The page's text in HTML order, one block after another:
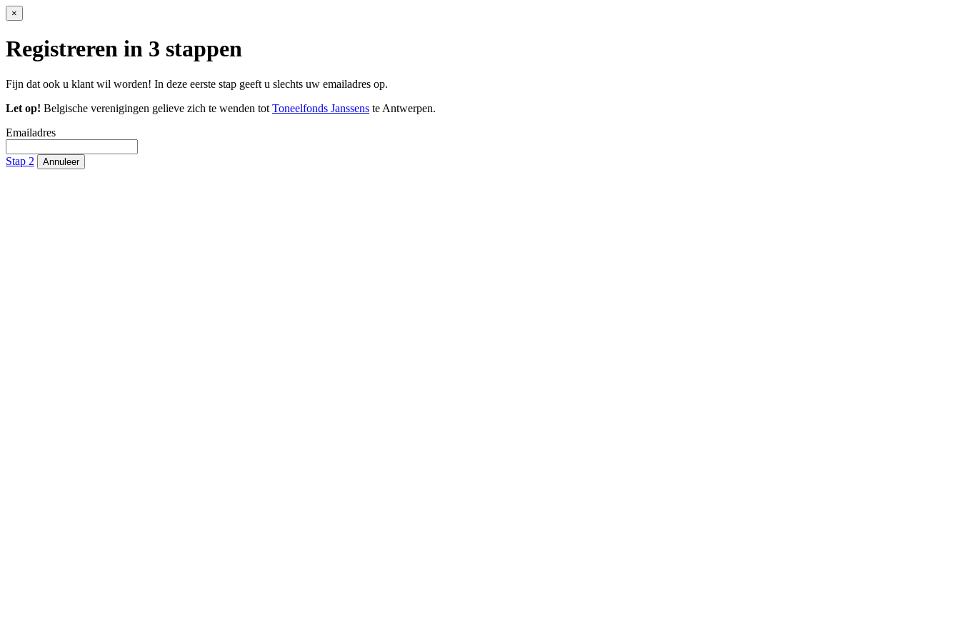
×
Registreren in 3 stappen
Fijn dat ook u klant wil worden! In deze eerste stap geeft u slechts uw emailadres op.
Let op! Belgische verenigingen gelieve zich te wenden tot Toneelfonds Janssens te Antwerpen.
Emailadres
Stap 2 Annuleer